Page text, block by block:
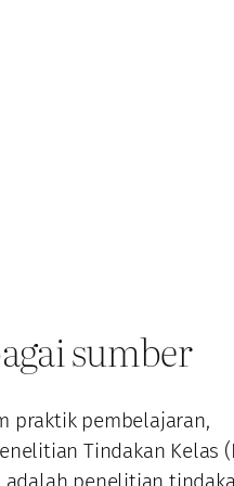
sumber
praktik pembelajaran,
Tindakan Kelas